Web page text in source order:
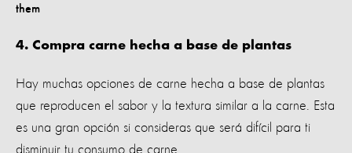
4. Compra carne hecha a base de plantas
Hay muchas opciones de carne hecha a base de plantas
que reproducen el sabor y la textura similar a la carne. Esta
es una gran opción si consideras que será difícil para ti
disminuir tu consumo de carne.